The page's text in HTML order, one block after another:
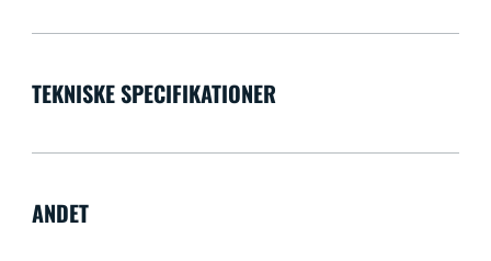
TEKNISKE SPECIFIKATIONER
ANDET